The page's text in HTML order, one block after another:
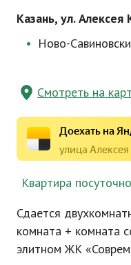
Казань, ул. Алексея
Ново-
Смотреть на
Доехать на
улица
Квартира
Сдается
комната + комната
элитном ЖК